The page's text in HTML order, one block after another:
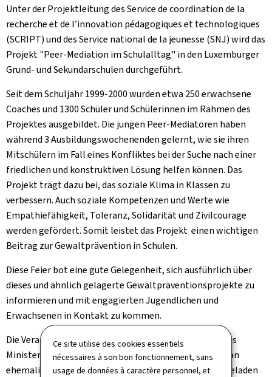
Ce site utilise des cookies essentiels
nécessaires à son bon fonctionnement, sans
usage de données à caractère personnel, et
Unter der Projektleitung des Service de coordination de la
recherche et de l’innovation pédagogiques et technologiques
(SCRIPT) und des Service national de la jeunesse (SNJ) wird das
Projekt "Peer-Mediation im Schulalltag" in den Luxemburger
Grund- und Sekundarschulen durchgeführt.
Seit dem Schuljahr 1999-2000 wurden etwa 250 erwachsene
Coaches und 1300 Schüler und Schülerinnen im Rahmen des
Projektes ausgebildet. Die jungen Peer-Mediatoren haben
während 3 Ausbildungswochenenden gelernt, wie sie ihren
Mitschülern im Fall eines Konfliktes bei der Suche nach einer
friedlichen und konstruktiven Lösung helfen können. Das
Projekt trägt dazu bei, das soziale Klima in Klassen zu
verbessern. Auch soziale Kompetenzen und Werte wie
Empathiefähigkeit, Toleranz, Solidarität und Zivilcourage
werden gefördert. Somit leistet das Projekt einen wichtigen
Beitrag zur Gewaltprävention in Schulen.
Diese Feier bot eine gute Gelegenheit, sich ausführlich über
dieses und ähnlich gelagerte Gewaltpräventionsprojekte zu
informieren und mit engagierten Jugendlichen und
Erwachsenen in Kontakt zu kommen.
Die Veranstaltung richtete sich sowohl an Vertreter des
Ministeriums für Bildung, Kinder und Jugend, als auch an
ehemalige Weggefährten des Projektes. Herzlich eingeladen